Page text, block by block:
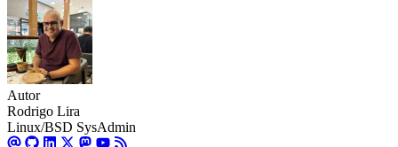
Autor
Rodrigo Lira
Linux/BSD SysAdmin